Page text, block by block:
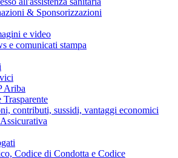
& Sponsorizzazioni
e video
e comunicati stampa
Ariba
contributi, sussidi, vantaggi economici
Codice di Condotta e Codice